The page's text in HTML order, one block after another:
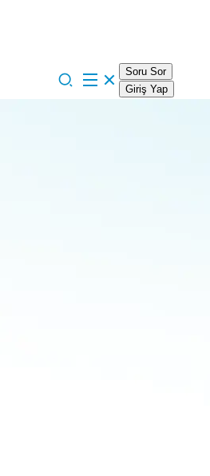
Soru Sor
Giriş Yap